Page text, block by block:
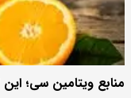
منابع ویتامین سی؛ این ۴ نوشیدنی از آب پرتقال بهتر هستند